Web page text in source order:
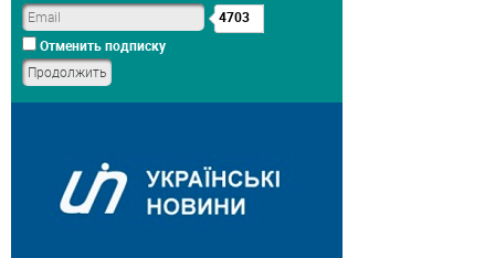
4703
Отменить подписку